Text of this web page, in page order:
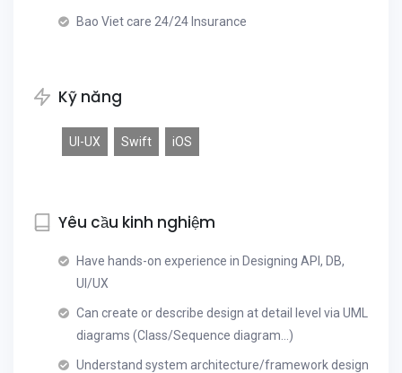
Bao Viet care 24/24 Insurance
Kỹ năng
UI-UX Swift iOS
Yêu cầu kinh nghiệm
Have hands-on experience in Designing API, DB,
UI/UX
Can create or describe design at detail level via UML
diagrams (Class/Sequence diagram…)
Understand system architecture/framework design